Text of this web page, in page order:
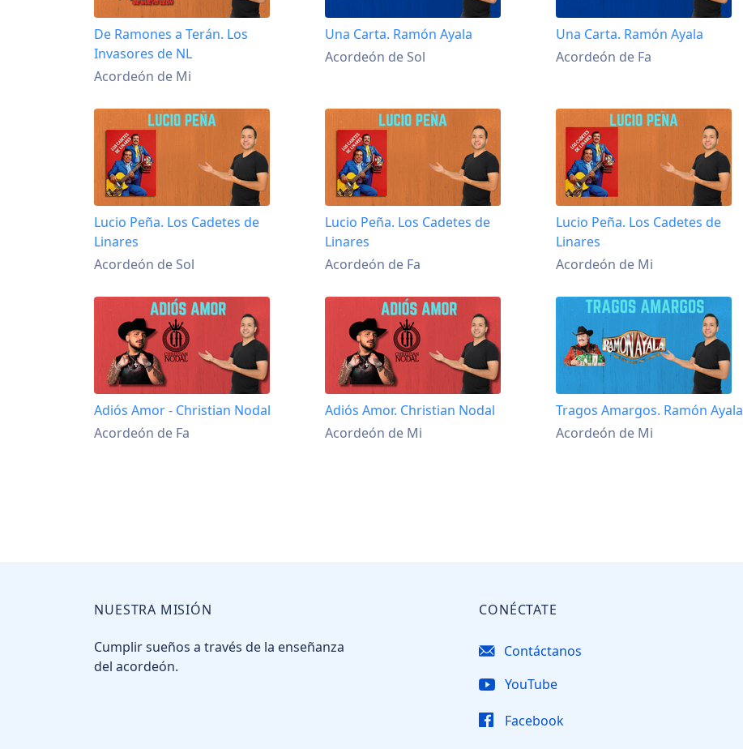
De Ramones a Terán. Los
Invasores de NL
Acordeón de Mi
Una Carta. Ramón Ayala
Acordeón de Sol
Una Carta. Ramón Ayala
Acordeón de Fa
Lucio Peña. Los Cadetes de
Linares
Acordeón de Sol
Lucio Peña. Los Cadetes de
Linares
Acordeón de Fa
Lucio Peña. Los Cadetes de
Linares
Acordeón de Mi
Adiós Amor - Christian Nodal
Acordeón de Fa
Adiós Amor. Christian Nodal
Acordeón de Mi
Tragos Amargos. Ramón Ayala
Acordeón de Mi
NUESTRA MISIÓN
Cumplir sueños a través de la enseñanza
del acordeón.
CONÉCTATE
Contáctanos
YouTube
Facebook